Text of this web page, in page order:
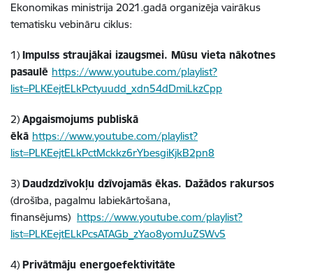
Ekonomikas ministrija 2021.gadā organizēja vairākus
tematisku vebināru ciklus:
1) Impulss straujākai izaugsmei. Mūsu vieta nākotnes
pasaulē https://www.youtube.com/playlist?
list=PLKEejtELkPctyuudd_xdn54dDmiLkzCpp
2) Apgaismojums publiskā
ēkā https://www.youtube.com/playlist?
list=PLKEejtELkPctMckkz6rYbesgiKjkB2pn8
3) Daudzdzīvokļu dzīvojamās ēkas. Dažādos rakursos
(drošība, pagalmu labiekārtošana,
finansējums) https://www.youtube.com/playlist?
list=PLKEejtELkPcsATAGb_zYao8yomJuZSWv5
4) Privātmāju energoefektivitāte